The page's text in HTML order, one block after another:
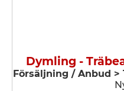
Dymling -
Försäljning / Anbud